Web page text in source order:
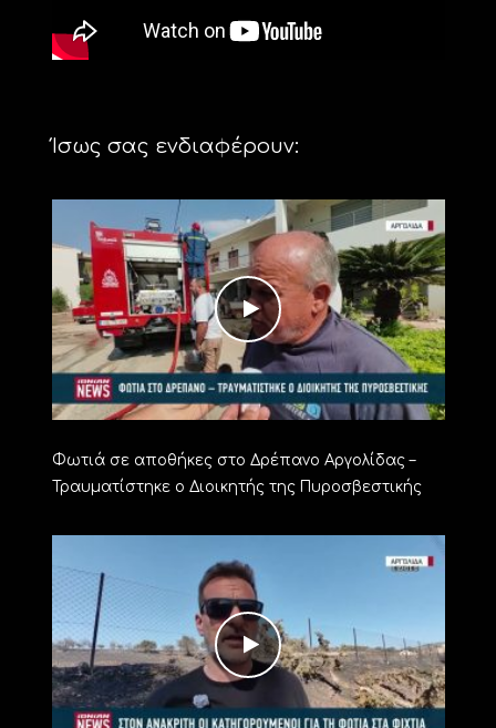
Ίσως σας ενδιαφέρουν:
Φωτιά σε αποθήκες στο Δρέπανο Αργολίδας –
Τραυματίστηκε ο Διοικητής της Πυροσβεστικής